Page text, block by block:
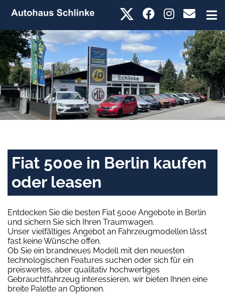
Fiat 500e in Berlin kaufen
oder leasen
Entdecken Sie die besten Fiat 500e Angebote in Berlin
und sichern Sie sich Ihren Traumwagen.
Unser vielfältiges Angebot an Fahrzeugmodellen lässt
fast keine Wünsche offen.
Ob Sie ein brandneues Modell mit den neuesten
technologischen Features suchen oder sich für ein
preiswertes, aber qualitativ hochwertiges
Gebrauchtfahrzeug interessieren, wir bieten Ihnen eine
breite Palette an Optionen.